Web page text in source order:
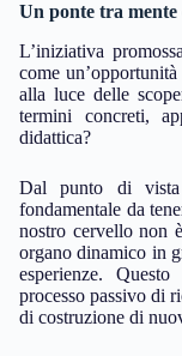
Un ponte tra
L’iniziativa
come
alla luce delle
termini concreti,
didattica?
Dal punto di
fondamentale da
nostro cervello non
organo dinamico in
esperienze.
processo passivo di
di costruzione di